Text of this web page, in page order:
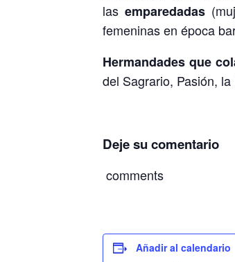
lasemparedadas
femeninas en época
Hermandades que
del Sagrario, Pasión,
Deje su comentario
comments
Añadir al calendario